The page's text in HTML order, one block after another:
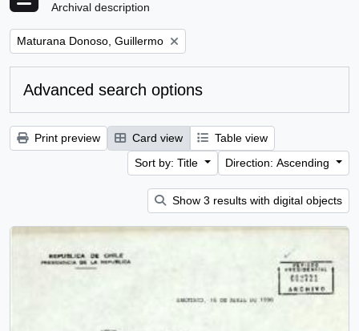
Archival description
Remove filter:
Maturana Donoso, Guillermo
Advanced search options
Print preview Card view
Table view
Sort by: Title
Direction: Ascending
Show 3 results with digital objects